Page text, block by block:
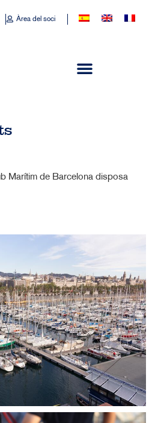
Àrea del soci
Marítim de Barcelona disposa